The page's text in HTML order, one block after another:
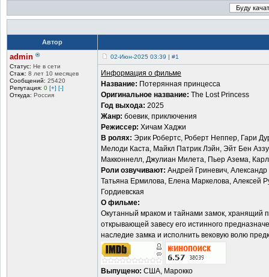
Автор
admin ®
Статус: Не в сети
Стаж: 8 лет 10 месяцев
Сообщений: 25420
Репутация: 0 [+] [-]
Откуда: Россия
02-Июн-2025 03:39 | #1
Информация о фильме
Название: Потерянная принцесса
Оригинальное название: The Lost Princess
Год выхода: 2025
Жанр: боевик, приключения
Режиссер: Хичам Хаджи
В ролях: Эрик Робертс, Роберт Неппер, Гари
Мелоди Каста, Майкл Патрик Лэйн, Эйт Бен
Макконнелл, Джулиан Милета, Пьер Азема,
Роли озвучивают: Андрей Гриневич,
Татьяна Ермилова, Елена Маркелова, Алексей
Гордиевская
О фильме:
Окутанный мраком и тайнами замок, хранящий
открывающей завесу его истинного
наследие замка и исполнить вековую волю
Выпущено: США, Марокко